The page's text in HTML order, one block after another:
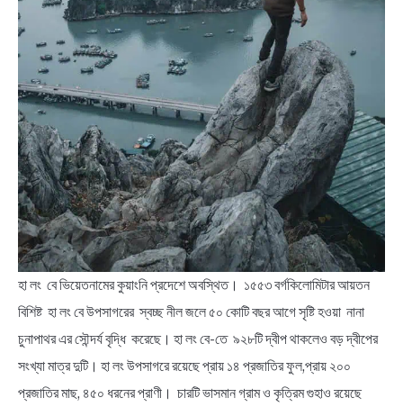
হা লং বে ভিয়েতনামের কুয়াংনি প্রদেশে অবস্থিত। ১৫৫৩ বর্গকিলোমিটার আয়তন
বিশিষ্ট হা লং বে উপসাগরের স্বচ্ছ নীল জলে ৫০ কোটি বছর আগে সৃষ্টি হওয়া নানা
চুনাপাথর এর সৌন্দর্য বৃদ্ধি করেছে। হা লং বে-তে ৯২৮টি দ্বীপ থাকলেও বড় দ্বীপের
সংখ্যা মাত্র দুটি। হা লং উপসাগরে রয়েছে প্রায় ১৪ প্রজাতির ফুল,প্রায় ২০০
প্রজাতির মাছ, ৪৫০ ধরনের প্রাণী। চারটি ভাসমান গ্রাম ও কৃত্রিম গুহাও রয়েছে